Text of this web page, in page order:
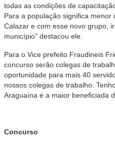
todas as condições de
Para a população significa
Calazar e com esse novo grupo,
município” destacou ele.
Para o Vice prefeito Fraudineis
concurso serão colegas de
oportunidade para mais 40
nossos colegas de trabalho.
Araguaína é a maior beneficiada
Concurso